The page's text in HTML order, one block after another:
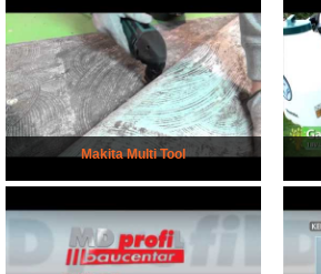
Makita Multi Tool